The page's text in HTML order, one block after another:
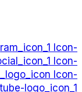
Icon-
Icon-
Icon-
logo_icon_1